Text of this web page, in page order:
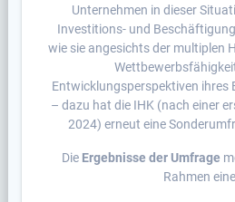
Unternehmen in dieser
Investitions- und
wie sie angesichts der multiplen
Entwicklungsperspektiven ihres
– dazu hat die IHK (nach einer
2024) erneut eine
Die Ergebnisse der Umfrage
Rahmen